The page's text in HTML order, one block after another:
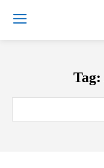
Tag: